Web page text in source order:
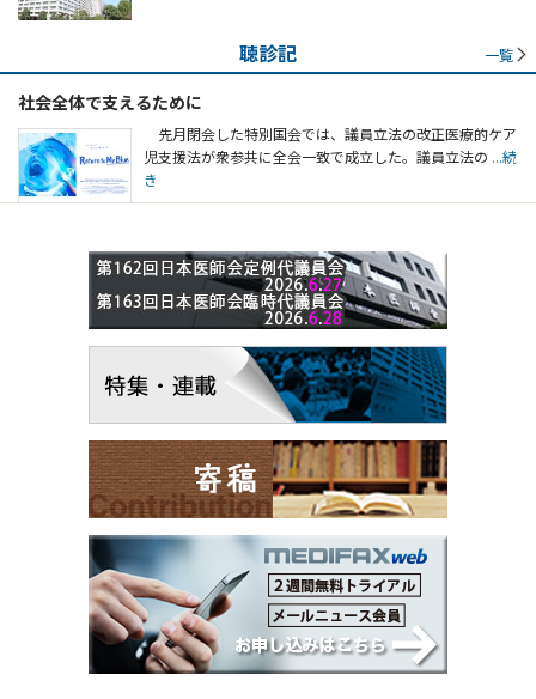
聴診記 一覧
社会全体で支えるために
先月閉会した特別国会では、議員立法の改正医療的ケア
児支援法が衆参共に全会一致で成立した。議員立法の ...続
き